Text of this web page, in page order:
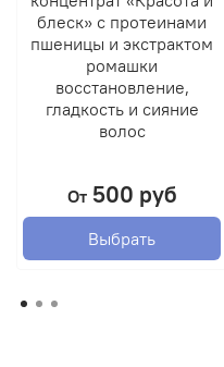
блеск» с протеинами
пшеницы и экстрактом
ромашки
восстановление,
гладкость и сияние
волос
От500 руб
Выбрать